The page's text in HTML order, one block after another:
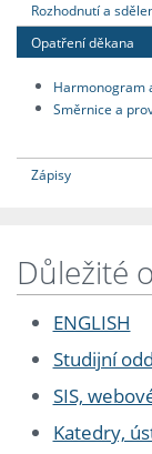
Rozhodnutí a
Opatření děkana
Harmonogram
Směrnice a
Zápisy
Důležité
ENGLISH
Studijní
SIS,
Katedry,